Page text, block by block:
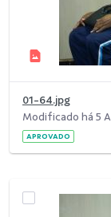
01-64.jpg
APROVADO